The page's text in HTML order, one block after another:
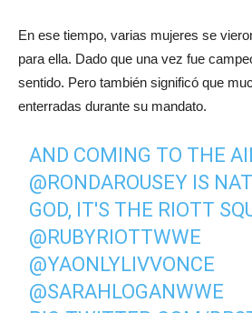
En ese tiempo, varias mujeres se
para ella. Dado que una vez fue
sentido. Pero también significó que
enterradas durante su mandato.
AND COMING TO THE
@RONDAROUSEY IS
GOD, IT'S THE RIOTT
@RUBYRIOTTWWE
@YAONLYLIVVONCE
@SARAHLOGANWWE